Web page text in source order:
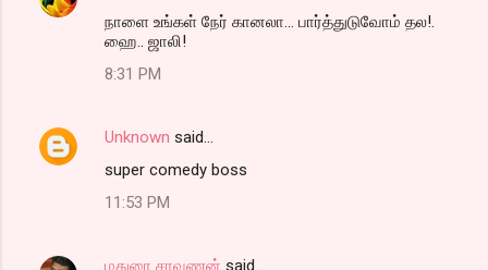
நாளை உங்கள் நேர் கானலா... பார்த்துடுவோம் தல!.
ஹை.. ஜாலி!
8:31 PM
Unknown said…
super comedy boss
11:53 PM
மதுரை சரவணன் said…